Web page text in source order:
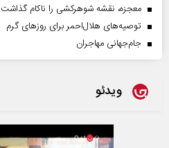
معجزه، نقشه شوهرکشی را ناکام گذاشت
توصیه‌های هلال‌احمر برای روز‌های گرم
جام‌جهانی مهاجران
ویدئو